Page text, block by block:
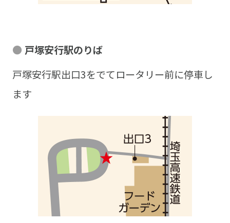
戸塚安行駅のりば
戸塚安行駅出口3をでてロータリー前に停車し
ます